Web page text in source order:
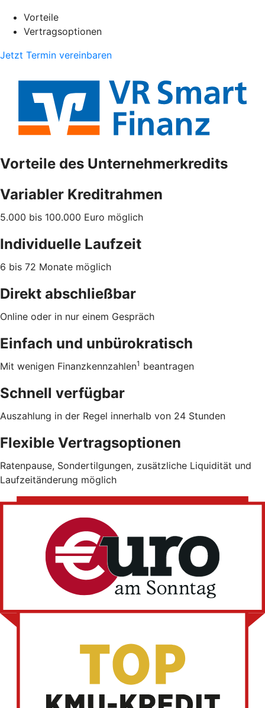
Vorteile
Vertragsoptionen
Jetzt Termin vereinbaren
Vorteile des Unternehmerkredits
Variabler Kreditrahmen
5.000 bis 100.000 Euro möglich
Individuelle Laufzeit
6 bis 72 Monate möglich
Direkt abschließbar
Online oder in nur einem Gespräch
Einfach und unbürokratisch
Mit wenigen Finanzkennzahlen1 beantragen
Schnell verfügbar
Auszahlung in der Regel innerhalb von 24 Stunden
Flexible Vertragsoptionen
Ratenpause, Sondertilgungen, zusätzliche Liquidität und
Laufzeitänderung möglich